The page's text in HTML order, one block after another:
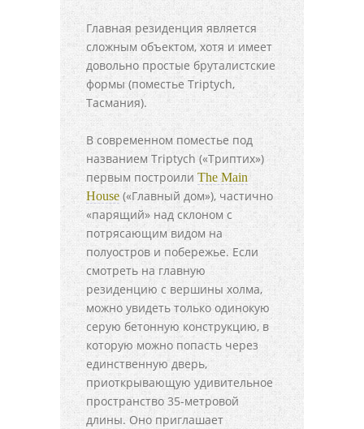
Главная резиденция является
сложным объектом, хотя и имеет
довольно простые бруталистские
формы (поместье Triptych,
Тасмания).
В современном поместье под
названием Triptych («Триптих»)
первым построили The Main
House («Главный дом»), частично
«парящий» над склоном с
потрясающим видом на
полуостров и побережье. Если
смотреть на главную
резиденцию с вершины холма,
можно увидеть только одинокую
серую бетонную конструкцию, в
которую можно попасть через
единственную дверь,
приоткрывающую удивительное
пространство 35-метровой
длины. Оно приглашает